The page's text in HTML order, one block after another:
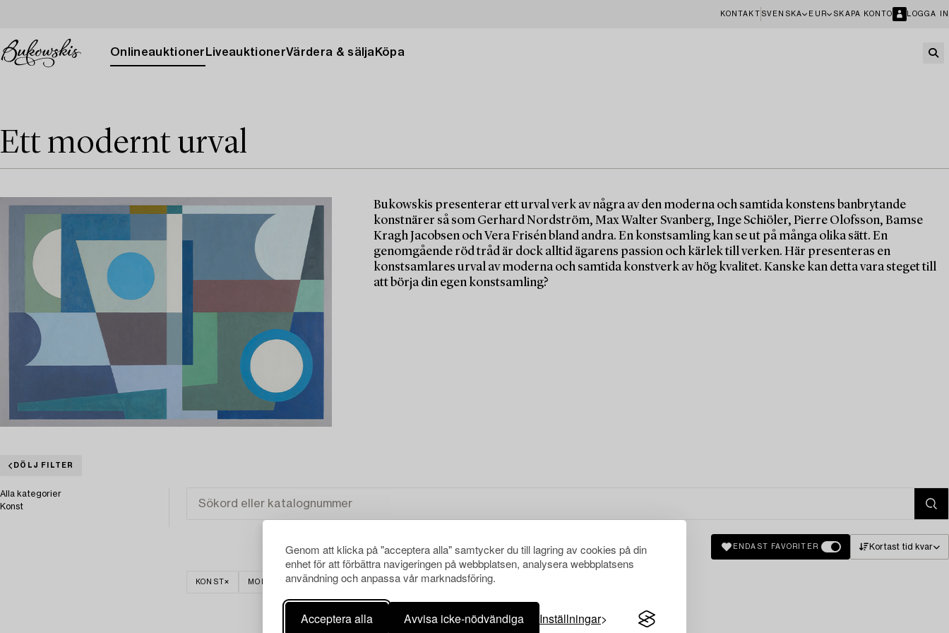
Genom att klicka på "acceptera alla" samtycker du till lagring av cookies på din
enhet för att förbättra navigeringen på webbplatsen, analysera webbplatsens
användning och anpassa vår marknadsföring.
Acceptera alla Avvisa icke-nödvändiga Inställningar
KONTAKT SVENSKA EUR SKAPA KONTO LOGGA IN
Onlineauktioner LiveauktionerVärdera & sälja Köpa
Ett modernt urval
Bukowskis presenterar ett urval verk av några av den moderna och samtida konstens banbrytande
konstnärer så som Gerhard Nordström, Max Walter Svanberg, Inge Schiöler, Pierre Olofsson, Bamse
Kragh Jacobsen och Vera Frisén bland andra. En konstsamling kan se ut på många olika sätt. En
genomgående röd tråd är dock alltid ägarens passion och kärlek till verken. Här presenteras en
konstsamlares urval av moderna och samtida konstverk av hög kvalitet. Kanske kan detta vara steget till
att börja din egen konstsamling?
DÖLJ FILTER
Alla kategorier
Konst
ENDAST FAVORITER Kortast tid kvar
KONST MODERN INTERNATIONELL KONST RENSA ALLA